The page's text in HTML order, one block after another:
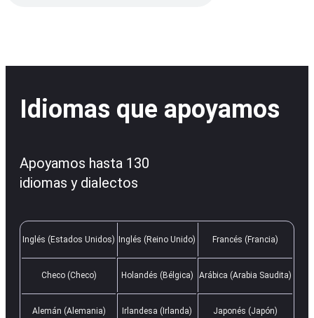
Idiomas que apoyamos
Apoyamos hasta 130
idiomas y dialectos
Inglés (Estados Unidos) Inglés (Reino Unido) Francés (Francia)
Checo (Checo) Holandés (Bélgica) Arábica (Arabia Saudita)
Alemán (Alemania) Irlandesa (Irlanda) Japonés (Japón)